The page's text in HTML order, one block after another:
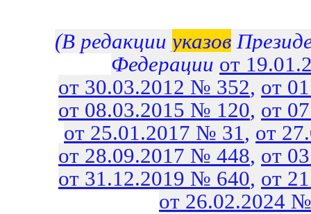
(В редакции указов
Федерации от
от 30.03.2012 № 352, от
от 08.03.2015 № 120, от
от 25.01.2017 № 31, от
от 28.09.2017 № 448, от
от 31.12.2019 № 640, от
от 26.02.2024